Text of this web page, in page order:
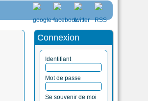
Connexion
Identifiant
Mot de passe
Se souvenir de moi